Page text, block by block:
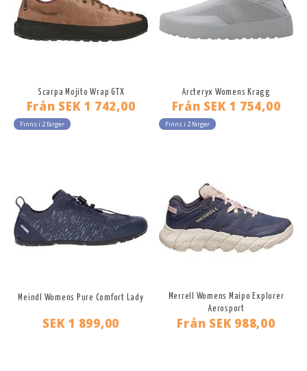
Scarpa Mojito Wrap GTX
Från SEK 1 742,00
Finns i 2 färger
Arcteryx Womens Kragg
Från SEK 1 754,00
Finns i 2 färger
Meindl Womens Pure Comfort Lady
SEK 1 899,00
Merrell Womens Maipo Explorer
Aerosport
Från SEK 988,00